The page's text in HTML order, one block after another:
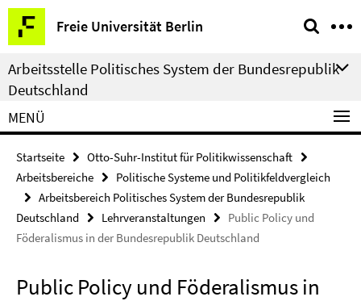
Springe
direkt
zu
Inhalt
Freie Universität Berlin
Service-
Navigation
Arbeitsstelle Politisches System der Bundesrepublik
Deutschland
MENÜ
Startseite
Otto-Suhr-Institut für Politikwissenschaft
Arbeitsbereiche
Politische Systeme und Politikfeldvergleich
Arbeitsbereich Politisches System der Bundesrepublik
Deutschland
Lehrveranstaltungen
Public Policy und
Föderalismus in der Bundesrepublik Deutschland
Public Policy und Föderalismus in